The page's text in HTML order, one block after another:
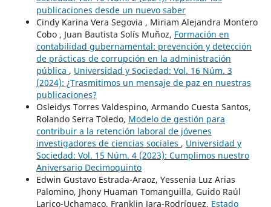
publicaciones desde un nuevo saber
Cindy Karina Vera Segovia , Miriam Alejandra Montero
Cobo , Juan Bautista Solís Muñoz, Formación en
contabilidad gubernamental: prevención y detección
de prácticas de corrupción en la administración
pública , Universidad y Sociedad: Vol. 16 Núm. 3
(2024): ¿Trasmitimos un mensaje de paz en nuestras
publicaciones?
Osleidys Torres Valdespino, Armando Cuesta Santos,
Rolando Serra Toledo, Modelo de gestión para
contribuir a la retención laboral de jóvenes
investigadores de ciencias sociales , Universidad y
Sociedad: Vol. 15 Núm. 4 (2023): Cumplimos nuestro
Aniversario Decimoquinto
Edwin Gustavo Estrada-Araoz, Yessenia Luz Arias
Palomino, Jhony Huaman Tomanguilla, Guido Raúl
Larico-Uchamaco, Franklin Jara-Rodríguez, Estado